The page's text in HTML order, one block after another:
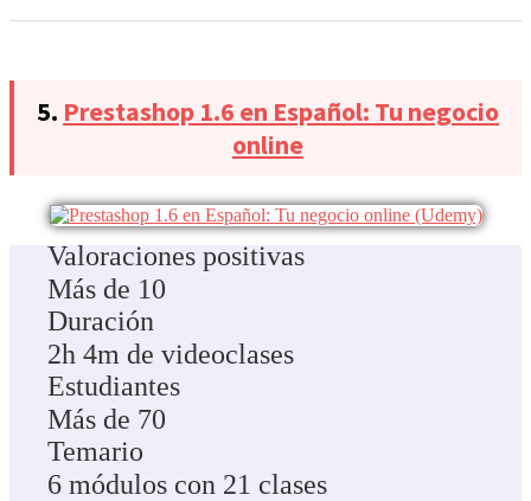
5. Prestashop 1.6 en Español: Tu negocio
online
Valoraciones positivas
Más de 10
Duración
2h 4m de videoclases
Estudiantes
Más de 70
Temario
6 módulos con 21 clases